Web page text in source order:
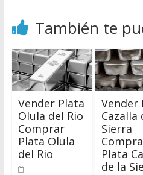
También te
Vender Plata
Olula del Rio
Comprar
Plata Olula
del Rio
Vender
Cazalla
Sierra
Plata
de la